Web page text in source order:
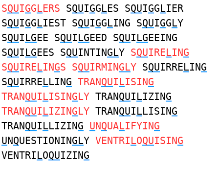
SQUIGGLERS SQUIGGLES SQUIGGLIER
SQUIGGLIEST SQUIGGLING SQUIGGLY
SQUILGEE SQUILGEED SQUILGEEING
SQUILGEES SQUINTINGLY SQUIRELING
SQUIRELINGS SQUIRMINGLY SQUIRRELING
SQUIRRELLING TRANQUILISING
TRANQUILISINGLY TRANQUILIZING
TRANQUILIZINGLY TRANQUILLISING
TRANQUILLIZING UNQUALIFYING
UNQUESTIONINGLY VENTRILOQUISING
VENTRILOQUIZING